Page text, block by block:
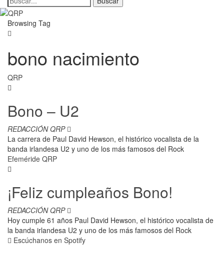
Browsing Tag
bono nacimiento
QRP
Bono – U2
REDACCIÓN QRP
La carrera de Paul David Hewson, el histórico vocalista de la
banda irlandesa U2 y uno de los más famosos del Rock
Efeméride QRP
¡Feliz cumpleaños Bono!
REDACCIÓN QRP
Hoy cumple 61 años Paul David Hewson, el histórico vocalista de
la banda irlandesa U2 y uno de los más famosos del Rock
Escúchanos en Spotify